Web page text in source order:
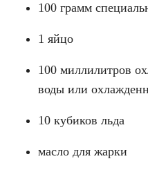
100 грамм
1 яйцо
100 миллилитров
воды или
10 кубиков льда
масло для жарки